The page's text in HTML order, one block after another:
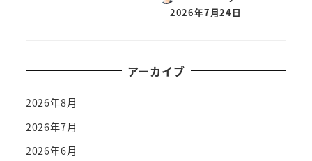
2026年7月24日
アーカイブ
2026年8月
2026年7月
2026年6月